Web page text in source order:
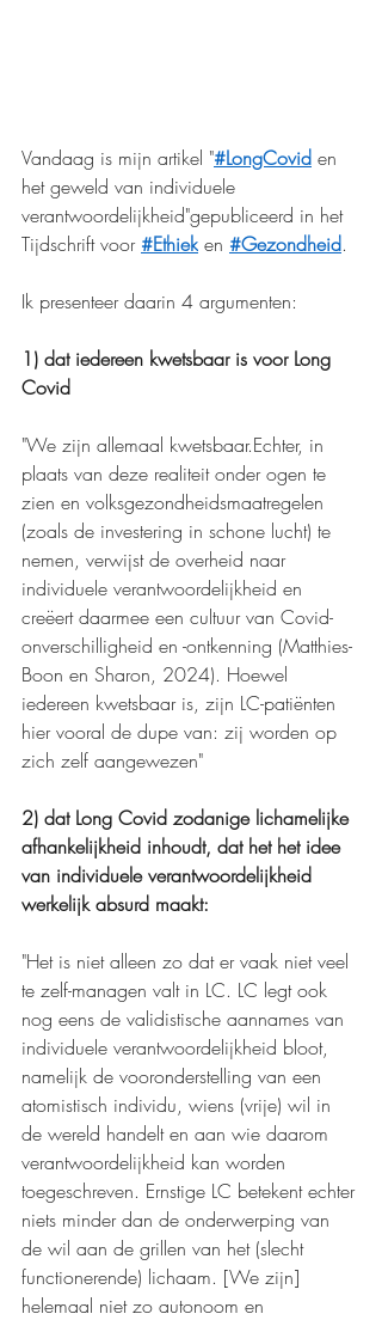
Vandaag is mijn artikel "#LongCovid en
het geweld van individuele
verantwoordelijkheid"gepubliceerd in het
Tijdschrift voor #Ethiek en #Gezondheid.
Ik presenteer daarin 4 argumenten:
1) dat iedereen kwetsbaar is voor Long
Covid
"We zijn allemaal kwetsbaar.Echter, in
plaats van deze realiteit onder ogen te
zien en volksgezondheidsmaatregelen
(zoals de investering in schone lucht) te
nemen, verwijst de overheid naar
individuele verantwoordelijkheid en
creëert daarmee een cultuur van Covid-
onverschilligheid en -ontkenning (Matthies-
Boon en Sharon, 2024). Hoewel
iedereen kwetsbaar is, zijn LC-patiënten
hier vooral de dupe van: zij worden op
zich zelf aangewezen"
2) dat Long Covid zodanige lichamelijke
afhankelijkheid inhoudt, dat het het idee
van individuele verantwoordelijkheid
werkelijk absurd maakt:
"Het is niet alleen zo dat er vaak niet veel
te zelf-managen valt in LC. LC legt ook
nog eens de validistische aannames van
individuele verantwoordelijkheid bloot,
namelijk de vooronderstelling van een
atomistisch individu, wiens (vrije) wil in
de wereld handelt en aan wie daarom
verantwoordelijkheid kan worden
toegeschreven. Ernstige LC betekent echter
niets minder dan de onderwerping van
de wil aan de grillen van het (slecht
functionerende) lichaam. [We zijn]
helemaal niet zo autonoom en